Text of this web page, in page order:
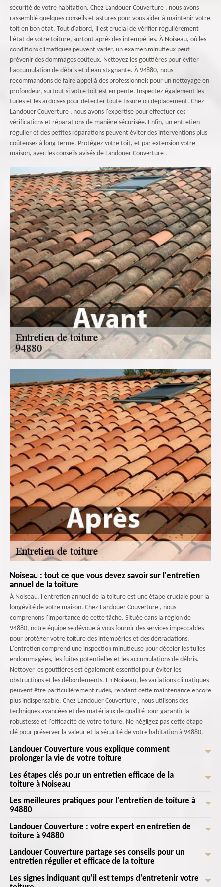
sécurité de votre habitation. Chez Landouer Couverture , nous avons
rassemblé quelques conseils et astuces pour vous aider à maintenir votre
toit en bon état. Tout d'abord, il est crucial de vérifier régulièrement
l'état de votre toiture, surtout après des intempéries. À Noiseau, où les
conditions climatiques peuvent varier, un examen minutieux peut
prévenir des dommages coûteux. Nettoyez les gouttières pour éviter
l'accumulation de débris et d'eau stagnante. À 94880, nous
recommandons de faire appel à des professionnels pour un nettoyage en
profondeur, surtout si votre toit est en pente. Inspectez également les
tuiles et les ardoises pour détecter toute fissure ou déplacement. Chez
Landouer Couverture , nous avons l'expertise pour effectuer ces
vérifications et réparations de manière sécurisée. Enfin, un entretien
régulier et des petites réparations peuvent éviter des interventions plus
coûteuses à long terme. Protégez votre toit, et par extension votre
maison, avec les conseils avisés de Landouer Couverture .
Noiseau : tout ce que vous devez savoir sur l'entretien
annuel de la toiture
À Noiseau, l'entretien annuel de la toiture est une étape cruciale pour la
longévité de votre maison. Chez Landouer Couverture , nous
comprenons l'importance de cette tâche. Située dans la région de
94880, notre équipe se dévoue à vous fournir des services impeccables
pour protéger votre toiture des intempéries et des dégradations.
L'entretien comprend une inspection minutieuse pour déceler les tuiles
endommagées, les fuites potentielles et les accumulations de débris.
Nettoyer les gouttières est également essentiel pour éviter les
obstructions et les débordements. En Noiseau, les variations climatiques
peuvent être particulièrement rudes, rendant cette maintenance encore
plus indispensable. Chez Landouer Couverture , nous utilisons des
techniques avancées et des matériaux de qualité pour garantir la
robustesse et l'efficacité de votre toiture. Ne négligez pas cette étape
clé pour préserver la valeur et la sécurité de votre habitation à 94880.
Landouer Couverture vous explique comment
prolonger la vie de votre toiture
Landouer Couverture vous explique comment prolonger la vie de votre
toiture à Noiseau, 94880. Nous savons à quel point votre toiture est
essentielle pour protéger votre maison des intempéries. Pour garantir sa
longévité, un entretien régulier est primordial. Commencez par un
accumuler de l'humidité. Ensuite, vérifiez l'état des tuiles ou des
les infiltrations. N'oubliez pas de contrôler les gouttières et les descentes
pluviales afin de prévenir les obstructions et les débordements. À
anti-mousse pour prévenir la réapparition des lichens et champignons.
Les étapes clés pour un entretien efficace de la
toiture à Noiseau
Chez Landouer Couverture , nous croyons fermement que l'entretien
efficace de la toiture de votre maison à Noiseau commence par une
inspection minutieuse. Il est primordial de vérifier régulièrement l'état
de vos tuiles ou ardoises afin de repérer d'éventuelles fissures ou
débarrasser votre toiture des mousses, lichens et autres débris est
essentiel pour prévenir les infiltrations. Nous recommandons également
de vérifier l'étanchéité des gouttières, un point souvent négligé mais
Les meilleures pratiques pour l'entretien de toiture à
94880
Chez Landouer Couverture , nous savons que l'entretien de toiture à
94880 est crucial pour préserver l'intégrité de votre maison à Noiseau.
Commencez par inspecter régulièrement votre toiture pour détecter les
signes de dommages ou d'usure, tels que les tuiles cassées ou les fuites.
n'obstruent le drainage, cause fréquente d'infiltrations. Pensez
Landouer Couverture : votre expert en entretien de
toiture à 94880
Chez Landouer Couverture , nous comprenons l'importance d'une toiture
en bon état pour protéger votre maison et assurer votre confort. En tant
que votre expert en entretien de toiture à 94880, nous nous engageons
Landouer Couverture partage ses conseils pour un
entretien régulier et efficace de la toiture
Landouer Couverture est ravie de partager avec vous ses conseils pour
Les signes indiquant qu'il est temps d'entretenir votre